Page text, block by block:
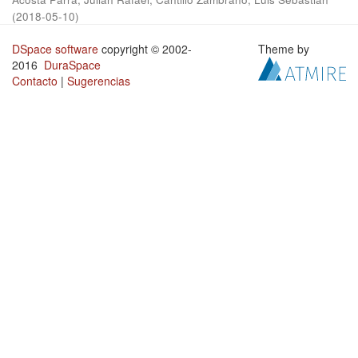
(2018-05-10)
DSpace software copyright © 2002-
2016 DuraSpace
Contacto | Sugerencias
Theme by